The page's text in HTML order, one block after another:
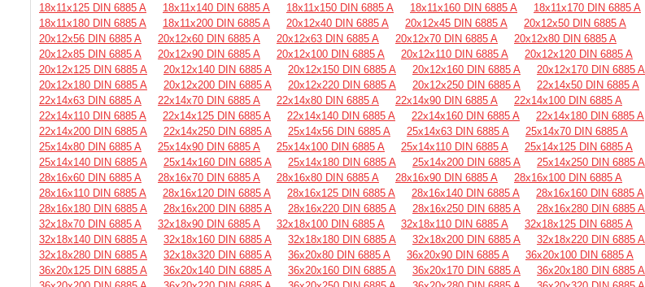
18х11х125 DIN 6885 A
18х11х140 DIN 6885 A 18х11х150 DIN 6885 A 18х11х160 DIN 6885 A
18х11х170 DIN 6885 A
18х11х180 DIN 6885 A
18х11х200 DIN 6885 A 20х12х40 DIN 6885 A 20х12х45 DIN 6885 A
20х12х50 DIN 6885 A
20х12х56 DIN 6885 A
20х12х60 DIN 6885 A 20х12х63 DIN 6885 A 20х12х70 DIN 6885 A
20х12х80 DIN 6885 A
20х12х85 DIN 6885 A
20х12х90 DIN 6885 A 20х12х100 DIN 6885 A 20х12х110 DIN 6885 A
20х12х120 DIN 6885 A
20х12х125 DIN 6885 A
20х12х140 DIN 6885 A 20х12х150 DIN 6885 A 20х12х160 DIN 6885 A
20х12х170 DIN 6885 A
20х12х180 DIN 6885 A
20х12х200 DIN 6885 A 20х12х220 DIN 6885 A 20х12х250 DIN 6885 A
22х14х50 DIN 6885 A
22х14х63 DIN 6885 A
22х14х70 DIN 6885 A 22х14х80 DIN 6885 A 22х14х90 DIN 6885 A
22х14х100 DIN 6885 A
22х14х110 DIN 6885 A
22х14х125 DIN 6885 A 22х14х140 DIN 6885 A 22х14х160 DIN 6885 A
22х14х180 DIN 6885 A
22х14х200 DIN 6885 A
22х14х250 DIN 6885 A 25х14х56 DIN 6885 A 25х14х63 DIN 6885 A
25х14х70 DIN 6885 A
25х14х80 DIN 6885 A
25х14х90 DIN 6885 A 25х14х100 DIN 6885 A 25х14х110 DIN 6885 A
25х14х125 DIN 6885 A
25х14х140 DIN 6885 A
25х14х160 DIN 6885 A 25х14х180 DIN 6885 A 25х14х200 DIN 6885 A
25х14х250 DIN 6885 A
28х16х60 DIN 6885 A
28х16х70 DIN 6885 A 28х16х80 DIN 6885 A 28х16х90 DIN 6885 A
28х16х100 DIN 6885 A
28х16х110 DIN 6885 A
28х16х120 DIN 6885 A 28х16х125 DIN 6885 A 28х16х140 DIN 6885 A
28х16х160 DIN 6885 A
28х16х180 DIN 6885 A
28х16х200 DIN 6885 A 28х16х220 DIN 6885 A 28х16х250 DIN 6885 A
28х16х280 DIN 6885 A
32х18х70 DIN 6885 A
32х18х90 DIN 6885 A 32х18х100 DIN 6885 A 32х18х110 DIN 6885 A
32х18х125 DIN 6885 A
32х18х140 DIN 6885 A
32х18х160 DIN 6885 A 32х18х180 DIN 6885 A 32х18х200 DIN 6885 A
32х18х220 DIN 6885 A
32х18х280 DIN 6885 A
32х18х320 DIN 6885 A 36х20х80 DIN 6885 A 36х20х90 DIN 6885 A
36х20х100 DIN 6885 A
36х20х125 DIN 6885 A
36х20х140 DIN 6885 A 36х20х160 DIN 6885 A 36х20х170 DIN 6885 A
36х20х180 DIN 6885 A